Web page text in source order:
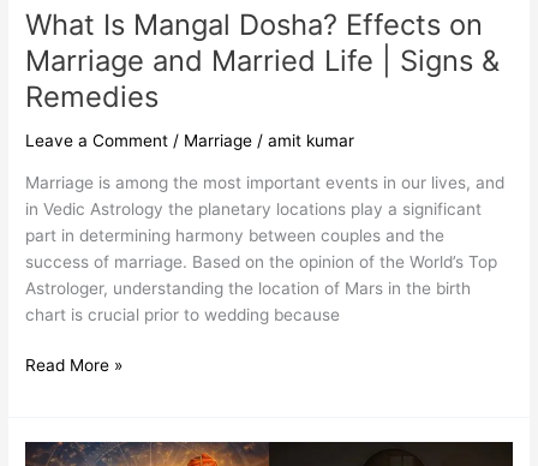
What Is Mangal Dosha? Effects on
Marriage and Married Life | Signs &
Remedies
Leave a Comment / Marriage /amit kumar
Marriage is among the most important events in our lives, and
in Vedic Astrology the planetary locations play a significant
part in determining harmony between couples and the
success of marriage. Based on the opinion of the World’s Top
Astrologer, understanding the location of Mars in the birth
chart is crucial prior to wedding because
Signs
&
Remedies
Read More »
शादी